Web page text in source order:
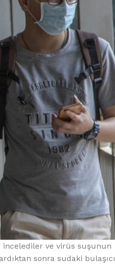
incelediler ve virüs suşunun
sonra sudaki bulaşıcı